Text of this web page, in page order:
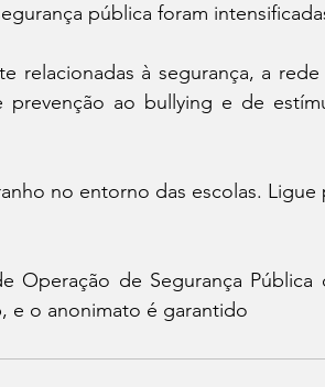
pública foram
relacionadas à segurança, a
ao bullying e de
no entorno das escolas. Ligue
Operação de Segurança
e o anonimato é garantido